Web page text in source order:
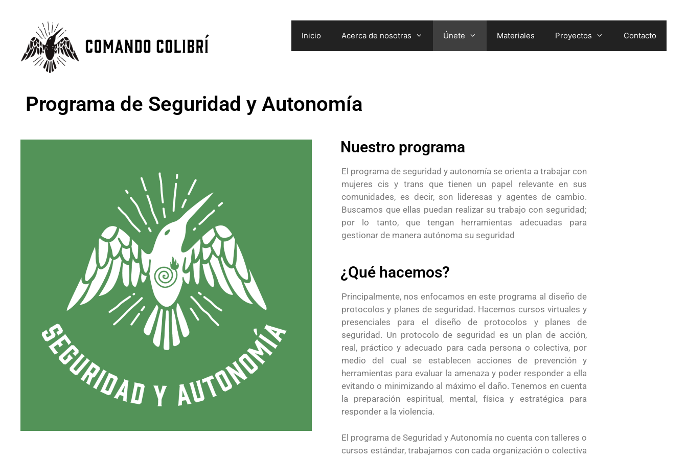
Inicio Acerca de nosotras Únete Materiales Proyectos Contacto
Programa de Seguridad y Autonomía
Nuestro programa
El programa de seguridad y autonomía se orienta a trabajar con
mujeres cis y trans que tienen un papel relevante en sus
comunidades, es decir, son lideresas y agentes de cambio.
Buscamos que ellas puedan realizar su trabajo con seguridad;
por lo tanto, que tengan herramientas adecuadas para
gestionar de manera autónoma su seguridad
¿Qué hacemos?
Principalmente, nos enfocamos en este programa al diseño de
protocolos y planes de seguridad. Hacemos cursos virtuales y
presenciales para el diseño de protocolos y planes de
seguridad. Un protocolo de seguridad es un plan de acción,
real, práctico y adecuado para cada persona o colectiva, por
medio del cual se establecen acciones de prevención y
herramientas para evaluar la amenaza y poder responder a ella
evitando o minimizando al máximo el daño. Tenemos en cuenta
la preparación espiritual, mental, física y estratégica para
responder a la violencia.
El programa de Seguridad y Autonomía no cuenta con talleres o
cursos estándar, trabajamos con cada organización o colectiva